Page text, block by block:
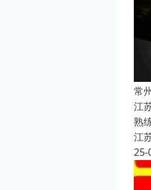
常
江
熟
江
25-